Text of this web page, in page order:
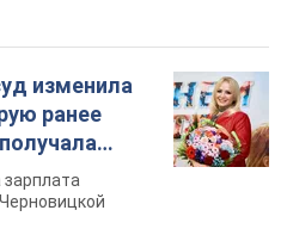
изменила
ранее